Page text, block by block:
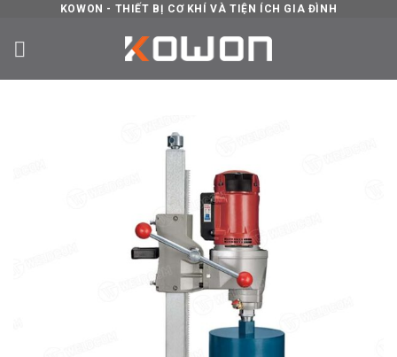
content
KOWON - THIẾT BỊ CƠ KHÍ VÀ TIỆN ÍCH GIA ĐÌNH